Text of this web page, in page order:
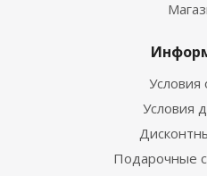
Условия
Условия
Подарочные